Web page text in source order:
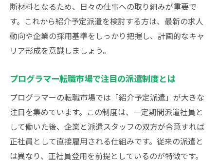
断材料となるため、日々の仕事への取り組みが重要で
す。これから紹介予定派遣を検討する方は、最新の求人
動向や企業の採用基準をしっかり把握し、計画的なキャ
リア形成を意識しましょう。
プログラマー転職市場で注目の派遣制度とは
プログラマーの転職市場では「紹介予定派遣」が大きな
注目を集めています。この制度は、一定期間派遣社員と
して働いた後、企業と派遣スタッフの双方が合意すれば
正社員として直接雇用される仕組みです。従来の派遣と
は異なり、正社員登用を前提としているのが特徴です。